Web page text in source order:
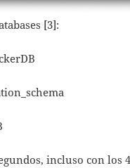
[3]:
incluso con los